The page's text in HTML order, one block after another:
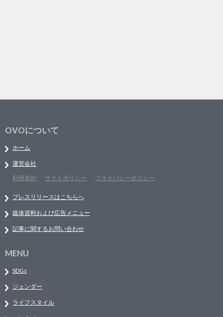
OVOについて
ホーム
運営会社
利用規約
サイトポリシー プライバシーポリシー
プレスリリースはこちらへ
媒体資料および広告メニュー
記事に関するお問い合わせ
MENU
SDGs
ジェンダー
ライフスタイル